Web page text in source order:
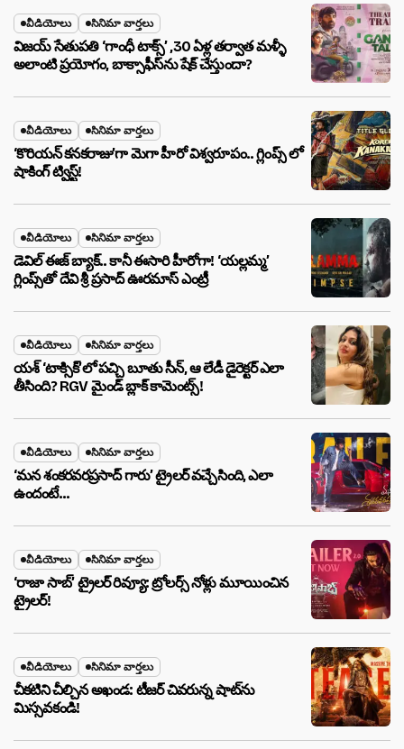
వీడియోలు సినిమా వార్తలు
విజయ్ సేతుపతి ‘గాంధీ టాక్స్’ ,30 ఏళ్ల తర్వాత మళ్ళీ
అలాంటి ప్రయోగం, బాక్సాఫీస్‌ను షేక్ చేస్తుందా?
వీడియోలు సినిమా వార్తలు
‘కొరియన్ కనకరాజు’గా మెగా హీరో విశ్వరూపం.. గ్లింప్స్ లో
షాకింగ్ ట్విస్ట్!
వీడియోలు సినిమా వార్తలు
డెవిల్ ఈజ్ బ్యాక్.. కానీ ఈసారి హీరోగా! ‘యల్లమ్మ’
గ్లింప్స్‌తో దేవి శ్రీ ప్రసాద్ ఊరమాస్ ఎంట్రీ
వీడియోలు సినిమా వార్తలు
యశ్ ‘టాక్సిక్’లో పచ్చి బూతు సీన్, ఆ లేడీ డైరెక్టర్ ఎలా
తీసింది? RGV మైండ్ బ్లాక్ కామెంట్స్!
వీడియోలు సినిమా వార్తలు
‘మన శంకరవరప్రసాద్ గారు’ ట్రైలర్ వచ్చేసింది, ఎలా
ఉందంటే…
వీడియోలు సినిమా వార్తలు
‘రాజా సాబ్’ ట్రైలర్ రివ్యూ: ట్రోలర్స్ నోళ్లు మూయించిన
ట్రైలర్!
వీడియోలు సినిమా వార్తలు
చీకటిని చీల్చిన అఖండ: టీజర్ చివరున్న షాట్‌ను
మిస్సవకండి!